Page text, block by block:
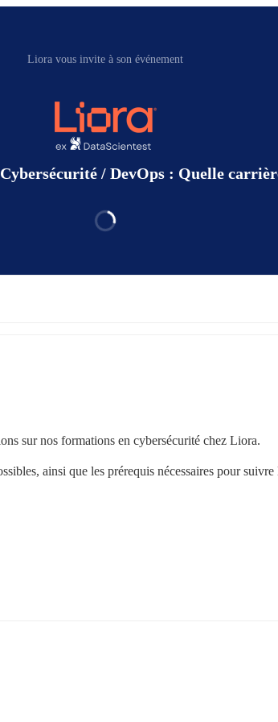
Liora vous invite à son événement
/ DevOps : Quelle
sur nos formations en cybersécurité chez Liora.
ainsi que les prérequis nécessaires pour suivre